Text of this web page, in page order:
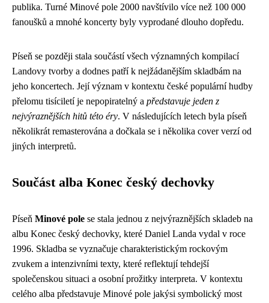
publika. Turné Minové pole 2000 navštívilo více než 100 000
fanoušků a mnohé koncerty byly vyprodané dlouho dopředu.
Píseň se později stala součástí všech významných kompilací
Landovy tvorby a dodnes patří k nejžádanějším skladbám na
jeho koncertech. Její význam v kontextu české populární hudby
přelomu tisíciletí je nepopiratelný a představuje jeden z
nejvýraznějších hitů této éry. V následujících letech byla píseň
několikrát remasterována a dočkala se i několika cover verzí od
jiných interpretů.
Součást alba Konec český dechovky
Píseň Minové pole se stala jednou z nejvýraznějších skladeb na
albu Konec český dechovky, které Daniel Landa vydal v roce
1996. Skladba se vyznačuje charakteristickým rockovým
zvukem a intenzivními texty, které reflektují tehdejší
společenskou situaci a osobní prožitky interpreta. V kontextu
celého alba představuje Minové pole jakýsi symbolický most